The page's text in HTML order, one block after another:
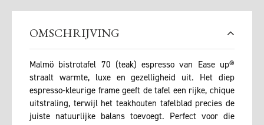
OMSCHRIJVING
Malmö bistrotafel 70 (teak) espresso van Ease up®
straalt warmte, luxe en gezelligheid uit. Het diep
espresso-kleurige frame geeft de tafel een rijke, chique
uitstraling, terwijl het teakhouten tafelblad precies de
juiste natuurlijke balans toevoegt. Perfect voor die